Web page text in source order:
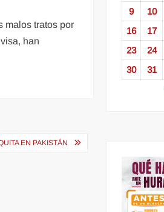
malos tratos por
han
EN PAKISTÁN
9
10
16
17
23
24
30
31